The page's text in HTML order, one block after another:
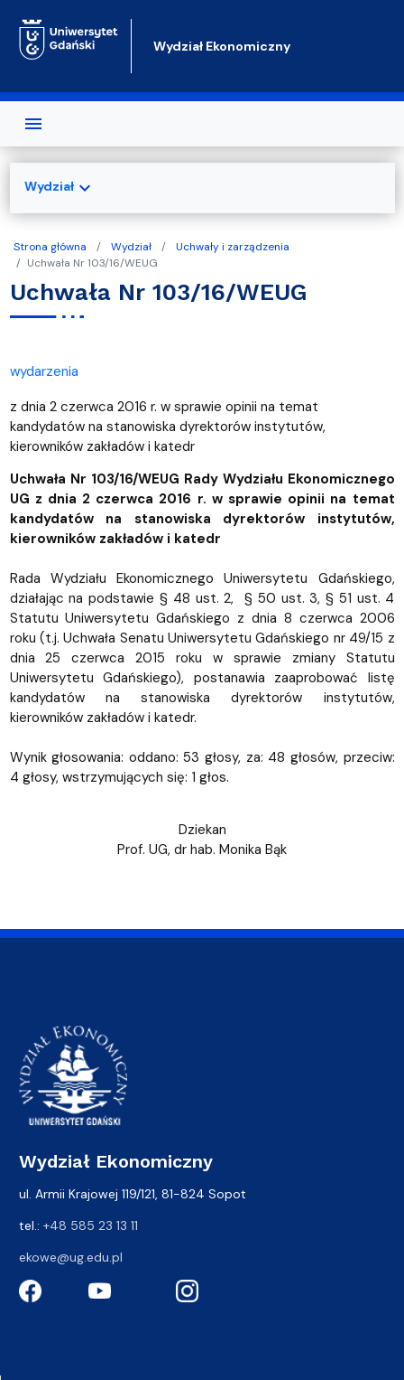
Wydział Ekonomiczny
Strona główna Wydział
Uchwały i zarządzenia
Uchwała Nr 103/16/WEUG
Uchwała Nr 103/16/WEUG
wydarzenia
z dnia 2 czerwca 2016 r. w sprawie opinii na temat
kandydatów na stanowiska dyrektorów instytutów,
kierowników zakładów i katedr
Uchwała Nr 103/16/WEUG Rady Wydziału Ekonomicznego
UG z dnia 2 czerwca 2016 r. w sprawie opinii na temat
kandydatów na stanowiska dyrektorów instytutów,
kierowników zakładów i katedr
Rada Wydziału Ekonomicznego Uniwersytetu Gdańskiego,
działając na podstawie § 48 ust. 2, § 50 ust. 3, § 51 ust. 4
Statutu Uniwersytetu Gdańskiego z dnia 8 czerwca 2006
roku (t.j. Uchwała Senatu Uniwersytetu Gdańskiego nr 49/15 z
dnia 25 czerwca 2015 roku w sprawie zmiany Statutu
Uniwersytetu Gdańskiego), postanawia zaaprobować listę
kandydatów na stanowiska dyrektorów instytutów,
kierowników zakładów i katedr.
Wynik głosowania: oddano: 53 głosy, za: 48 głosów, przeciw:
4 głosy, wstrzymujących się: 1 głos.
Dziekan
Prof. UG, dr hab. Monika Bąk
Wydziałexpand_more
Wydział Ekonomiczny
ul. Armii Krajowej 119/121, 81-824 Sopot
tel.: +48 585 23 13 11
ekowe@ug.edu.pl